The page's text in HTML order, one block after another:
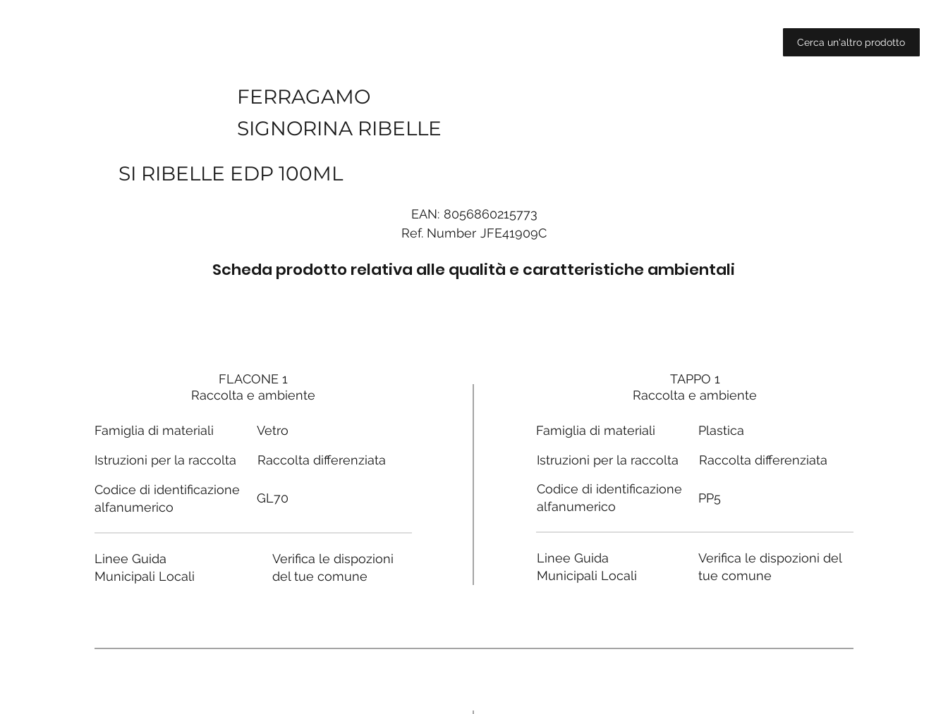
Cerca un'altro prodotto
FERRAGAMO
SIGNORINA RIBELLE
SI RIBELLE EDP 100ML
EAN: 8056860215773
Ref. Number JFE41909C
Scheda prodotto relativa alle qualità e caratteristiche ambientali
FLACONE 1
Raccolta e ambiente
Famiglia di materiali
Istruzioni per la raccolta
Codice di identificazione
alfanumerico
Linee Guida
Municipali Locali
Vetro
Raccolta differenziata
GL70
Verifica le dispozioni
del tue comune
TAPPO 1
Raccolta e ambiente
Famiglia di materiali
Istruzioni per la raccolta
Codice di identificazione
alfanumerico
Linee Guida
Municipali Locali
Plastica
Raccolta differenziata
PP5
Verifica le dispozioni del
tue comune